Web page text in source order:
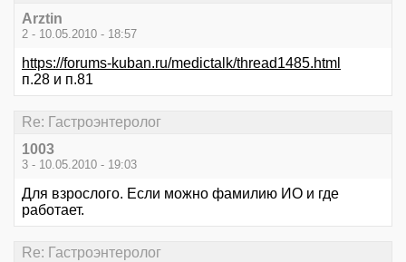
Arztin
2 - 10.05.2010 - 18:57
https://forums-kuban.ru/medictalk/thread1485.html
п.28 и п.81
Re: Гастроэнтеролог
1003
3 - 10.05.2010 - 19:03
Для взрослого. Если можно фамилию ИО и где
работает.
Re: Гастроэнтеролог